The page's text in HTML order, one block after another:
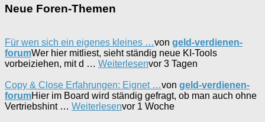
Neue Foren-Themen
Für wen sich ein eigenes kleines …von geld-verdienen-
forumWer hier mitliest, sieht ständig neue KI-Tools
vorbeiziehen, mit d … Weiterlesenvor 3 Tagen
Copy & Close Erfahrungen: Eignet …von geld-verdienen-
forumHier im Board wird ständig gefragt, ob man auch ohne
Vertriebshint … Weiterlesenvor 1 Woche